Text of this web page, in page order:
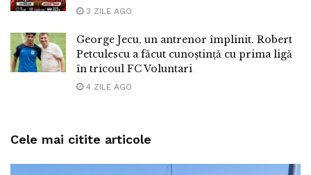
3 ZILE AGO
George Jecu, un antrenor împlinit. Robert
Petculescu a făcut cunoștință cu prima ligă
în tricoul FC Voluntari
4 ZILE AGO
Cele mai citite articole